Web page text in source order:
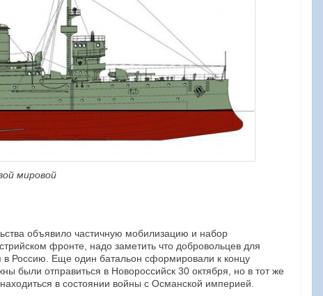
мировой
объявило частичную мобилизацию и набор
фронте, надо заметить что добровольцев для
в Россию. Еще один батальон сформировали к концу
были отправиться в Новороссийск 30 октября, но в тот же
в состоянии войны с Османской империей.